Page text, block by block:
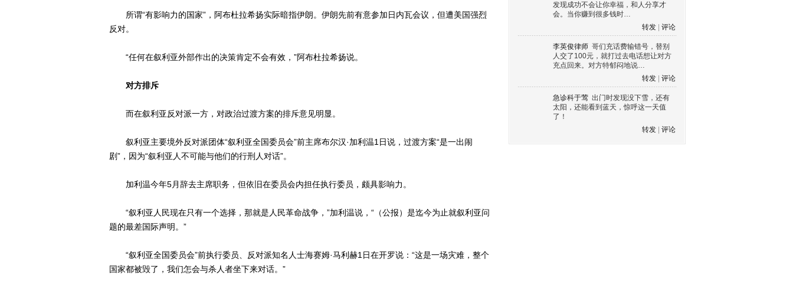
所谓“有影响力的国家”，阿布杜拉希扬实际暗指伊朗。伊朗先前有意参加日内瓦会议，但遭美国强烈
反对。
“任何在叙利亚外部作出的决策肯定不会有效，”阿布杜拉希扬说。
对方排斥
而在叙利亚反对派一方，对政治过渡方案的排斥意见明显。
叙利亚主要境外反对派团体“叙利亚全国委员会”前主席布尔汉·加利温1日说，过渡方案“是一出闹
剧”，因为“叙利亚人不可能与他们的行刑人对话”。
加利温今年5月辞去主席职务，但依旧在委员会内担任执行委员，颇具影响力。
“叙利亚人民现在只有一个选择，那就是人民革命战争，”加利温说，“（公报）是迄今为止就叙利亚问
题的最差国际声明。”
“叙利亚全国委员会”前执行委员、反对派知名人士海赛姆·马利赫1日在开罗说：“这是一场灾难，整个
国家都被毁了，我们怎会与杀人者坐下来对话。”
发现成功不会让你幸福，和人分享才
会。当你赚到很多钱时…
转发
评论
李英俊律师 哥们充话费输错号，替别
人交了100元，就打过去电话想让对方
充点回来。对方特郁闷地说…
转发
评论
急诊科于莺 出门时发现没下雪，还有
太阳，还能看到蓝天，惊呼这一天值
了！
转发
评论